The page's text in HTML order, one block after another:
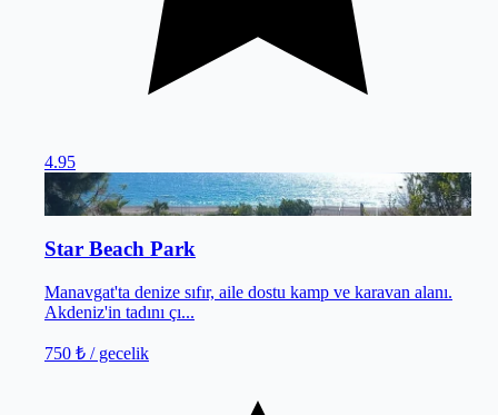
4.95
Manavgat/Antalya
Star Beach Park
Manavgat'ta denize sıfır, aile dostu kamp ve karavan alanı.
Akdeniz'in tadını çı...
750 ₺ / gecelik